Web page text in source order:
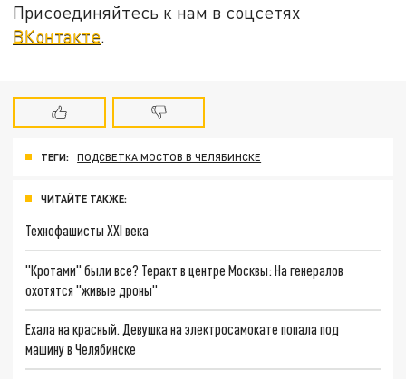
Присоединяйтесь к нам в соцсетях
ВКонтакте.
ТЕГИ: ПОДСВЕТКА МОСТОВ В ЧЕЛЯБИНСКЕ
ЧИТАЙТЕ ТАКЖЕ:
Технофашисты XXI века
"Кротами" были все? Теракт в центре Москвы: На генералов
охотятся "живые дроны"
Ехала на красный. Девушка на электросамокате попала под
машину в Челябинске